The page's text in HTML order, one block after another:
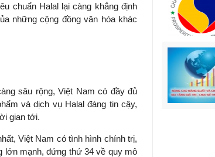
chuẩn Halal lại càng khẳng định
những cộng đồng văn hóa khác
sâu rộng, Việt Nam có đầy đủ
và dịch vụ Halal đáng tin cậy,
gian tới.
Việt Nam có tình hình chính trị,
lớn mạnh, đứng thứ 34 về quy mô